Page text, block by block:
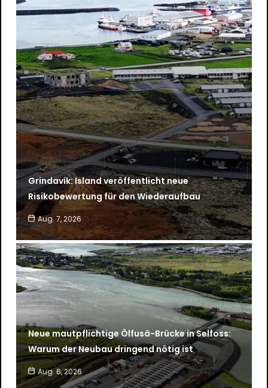
Grindavík: Island veröffentlicht neue
Risikobewertung für den Wiederaufbau
Aug. 7, 2026
Neue mautpflichtige Ölfusá-Brücke in Selfoss:
Warum der Neubau dringend nötig ist
Aug. 6, 2026